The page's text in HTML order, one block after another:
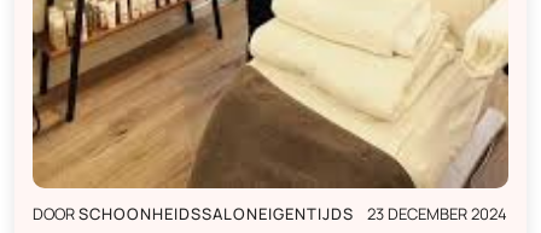
DOORSCHOONHEIDSSALONEIGENTIJDS 23 DECEMBER 2024